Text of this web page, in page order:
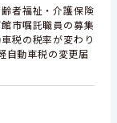
者福祉・介護保険・
館市嘱託職員の募集
税の税率が変わります
自動車税の変更届